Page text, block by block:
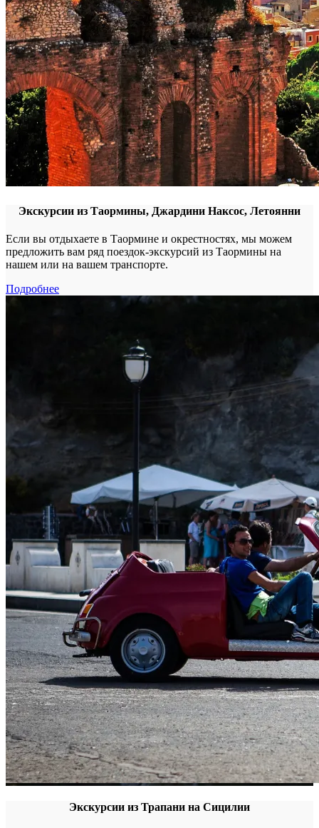
Экскурсии из Таормины, Джардини Наксос, Летоянни
Если вы отдыхаете в Таормине и окрестностях, мы можем
предложить вам ряд поездок-экскурсий из Таормины на
нашем или на вашем транспорте.
Подробнее
Экскурсии из Трапани на Сицилии